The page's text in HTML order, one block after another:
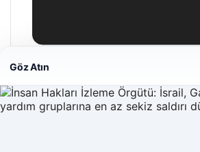
Enes Kaplan Avukatlık Bürosu
28/04/2026
Göz Atın